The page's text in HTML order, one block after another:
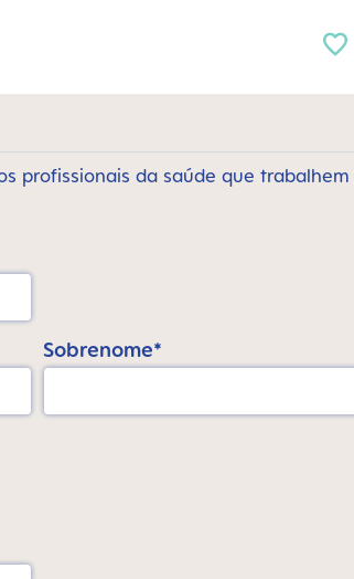
profissionais da saúde que
Sobrenome*